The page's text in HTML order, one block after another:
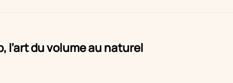
, l’art du volume au naturel